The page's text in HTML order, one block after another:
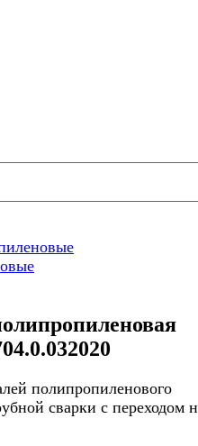
полипропиленового
сварки с переходом